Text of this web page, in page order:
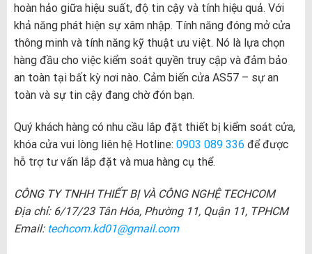
hoàn hảo giữa hiệu suất, độ tin cậy và tính hiệu quả. Với
khả năng phát hiện sự xâm nhập. Tính năng đóng mở cửa
thông minh và tính năng kỹ thuật ưu việt. Nó là lựa chọn
hàng đầu cho việc kiểm soát quyền truy cập và đảm bảo
an toàn tại bất kỳ nơi nào. Cảm biến cửa AS57 – sự an
toàn và sự tin cậy đang chờ đón bạn.
Quý khách hàng có nhu cầu lắp đặt thiết bị kiểm soát cửa,
khóa cửa vui lòng liên hệ Hotline: 0903 089 336 để được
hỗ trợ tư vấn lắp đặt và mua hàng cụ thể.
CÔNG TY TNHH THIẾT BỊ VÀ CÔNG NGHỆ TECHCOM
Địa chỉ: 6/17/23 Tân Hóa, Phường 11, Quận 11, TPHCM
Email: techcom.kd01@gmail.com